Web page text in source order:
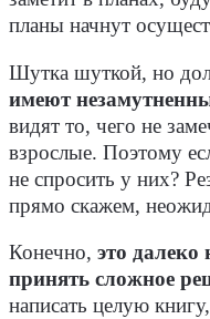
планы начнут
Шутка шуткой, но
имеют
видят то, чего не
взрослые. Поэтому
не спросить у них?
прямо скажем,
Конечно, это далеко
принять сложное
написать целую